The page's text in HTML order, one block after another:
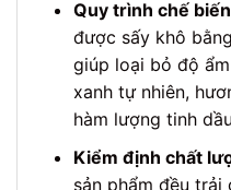
Quy trình chế
được sấy khô
giúp loại bỏ độ
xanh tự nhiên,
hàm lượng tinh
Kiểm định chất
sản phẩm đều